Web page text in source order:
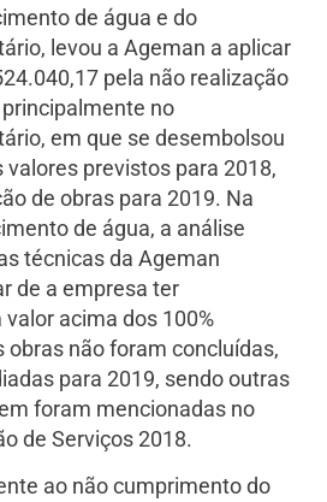
de água e do
levou a Ageman a aplicar
pela não realização
no
em que se desembolsou
valores previstos para 2018,
de obras para 2019. Na
de água, a análise
técnicas da Ageman
de a empresa ter
acima dos 100%
obras não foram concluídas,
para 2019, sendo outras
foram mencionadas no
de Serviços 2018.
ao não cumprimento do